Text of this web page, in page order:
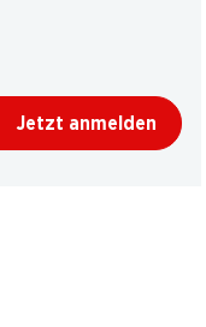
Jetzt anmelden